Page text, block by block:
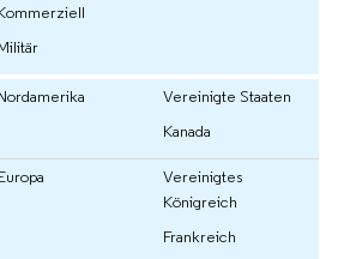
Vereinigte Staaten
Kanada
Vereinigtes
Königreich
Frankreich